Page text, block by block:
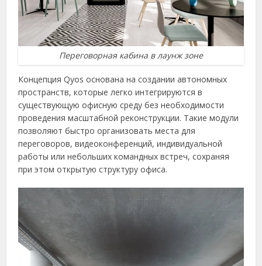
Переговорная кабина в лаунж зоне
Концепция Qyos основана на создании автономных
пространств, которые легко интегрируются в
существующую офисную среду без необходимости
проведения масштабной реконструкции. Такие модули
позволяют быстро организовать места для
переговоров, видеоконференций, индивидуальной
работы или небольших командных встреч, сохраняя
при этом открытую структуру офиса.